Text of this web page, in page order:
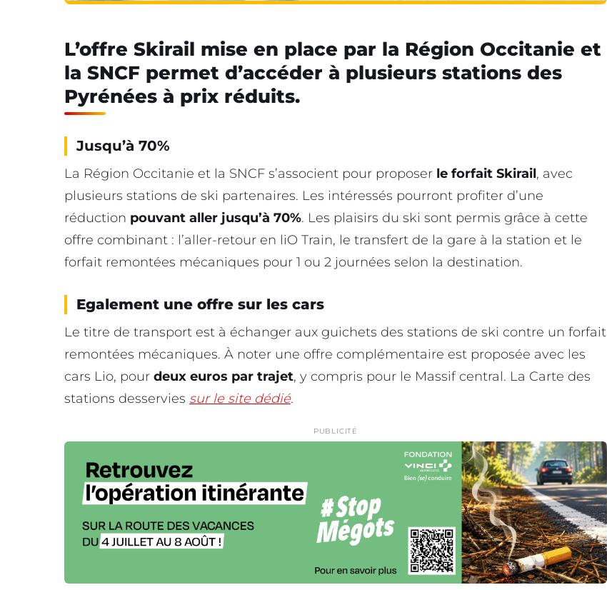
L’offre Skirail mise en place par la Région Occitanie et
la SNCF permet d’accéder à plusieurs stations des
Pyrénées à prix réduits.
Jusqu’à 70%
La Région Occitanie et la SNCF s’associent pour proposer le forfait Skirail, avec
plusieurs stations de ski partenaires. Les intéressés pourront profiter d’une
réduction pouvant aller jusqu’à 70%. Les plaisirs du ski sont permis grâce à cette
offre combinant : l’aller-retour en liO Train, le transfert de la gare à la station et le
forfait remontées mécaniques pour 1 ou 2 journées selon la destination.
Egalement une offre sur les cars
Le titre de transport est à échanger aux guichets des stations de ski contre un forfait
remontées mécaniques. À noter une offre complémentaire est proposée avec les
cars Lio, pour deux euros par trajet, y compris pour le Massif central. La Carte des
stations desservies sur le site dédié.
PUBLICITÉ